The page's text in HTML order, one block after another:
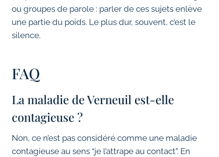
ou groupes de parole : parler de ces sujets enlève
une partie du poids. Le plus dur, souvent, c’est le
silence.
FAQ
La maladie de Verneuil est-elle
contagieuse ?
Non, ce n’est pas considéré comme une maladie
contagieuse au sens “je l’attrape au contact”. En